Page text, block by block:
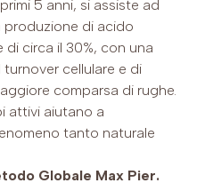
5 anni, si assiste ad
produzione di acido
circa il 30%, con una
cellulare e di
comparsa di rughe.
attivi aiutano a
tanto naturale
Globale Max Pier.